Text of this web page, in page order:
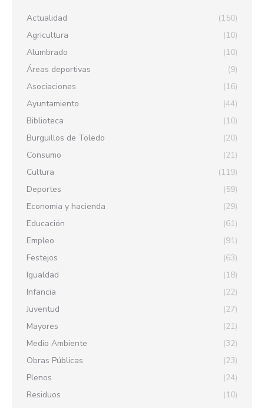
Actualidad
(150)
Agricultura
(10)
Alumbrado
(10)
Áreas deportivas
(9)
Asociaciones
(16)
Ayuntamiento
(44)
Biblioteca
(10)
Burguillos de Toledo
(20)
Consumo
(21)
Cultura
(119)
Deportes
(59)
Economia y hacienda
(29)
Educación
(61)
Empleo
(91)
Festejos
(63)
Igualdad
(18)
Infancia
(22)
Juventud
(27)
Mayores
(21)
Medio Ambiente
(32)
Obras Públicas
(23)
Plenos
(24)
Residuos
(10)